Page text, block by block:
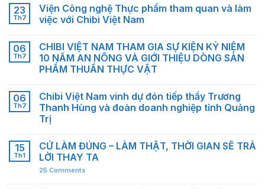
23
Th7
Viện Công nghệ Thực phẩm tham quan và làm
việc với Chibi Việt Nam
06
Th7
CHIBI VIỆT NAM THAM GIA SỰ KIỆN KỶ NIỆM
10 NĂM AN NÔNG VÀ GIỚI THIỆU DÒNG SẢN
PHẨM THUẦN THỰC VẬT
06
Th7
Chibi Việt Nam vinh dự đón tiếp thầy Trương
Thanh Hùng và đoàn doanh nghiệp tỉnh Quảng
Trị
15
Th1
CỨ LÀM ĐÚNG – LÀM THẬT, THỜI GIAN SẼ TRẢ
LỜI THAY TA
25 Comments